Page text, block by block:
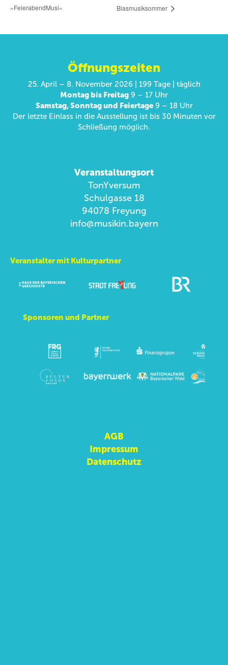
»FeierabendMusi«
Blasmusiksommer
Öffnungszeiten
25. April – 8. November 2026 | 199 Tage | täglich
Montag bis Freitag 9 – 17 Uhr
Samstag, Sonntag und Feiertage9 – 18 Uhr
Der letzte Einlass in die Ausstellung ist bis 30 Minuten vor
Schließung möglich.
Veranstaltungsort
TonYversum
Schulgasse 18
94078 Freyung
info@musikin.bayern
Veranstalter mit Kulturpartner
Sponsoren und Partner
AGB
Impressum
Datenschutz